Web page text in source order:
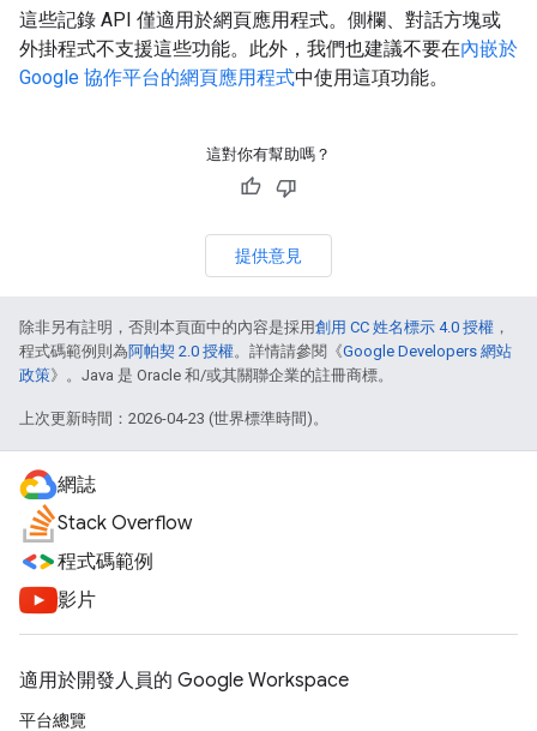
這些記錄 API 僅適用於網頁應用程式。側欄、對話方塊或
外掛程式不支援這些功能。此外，我們也建議不要在內嵌於
Google 協作平台的網頁應用程式中使用這項功能。
這對你有幫助嗎？
提供意見
除非另有註明，否則本頁面中的內容是採用創用 CC 姓名標示 4.0 授權 ，
程式碼範例則為阿帕契 2.0 授權。詳情請參閱《Google Developers 網站
政策》。Java 是 Oracle 和/或其關聯企業的註冊商標。
上次更新時間：2026-04-23 (世界標準時間)。
網誌
Stack Overflow
程式碼範例
影片
適用於開發人員的 Google Workspace
平台總覽